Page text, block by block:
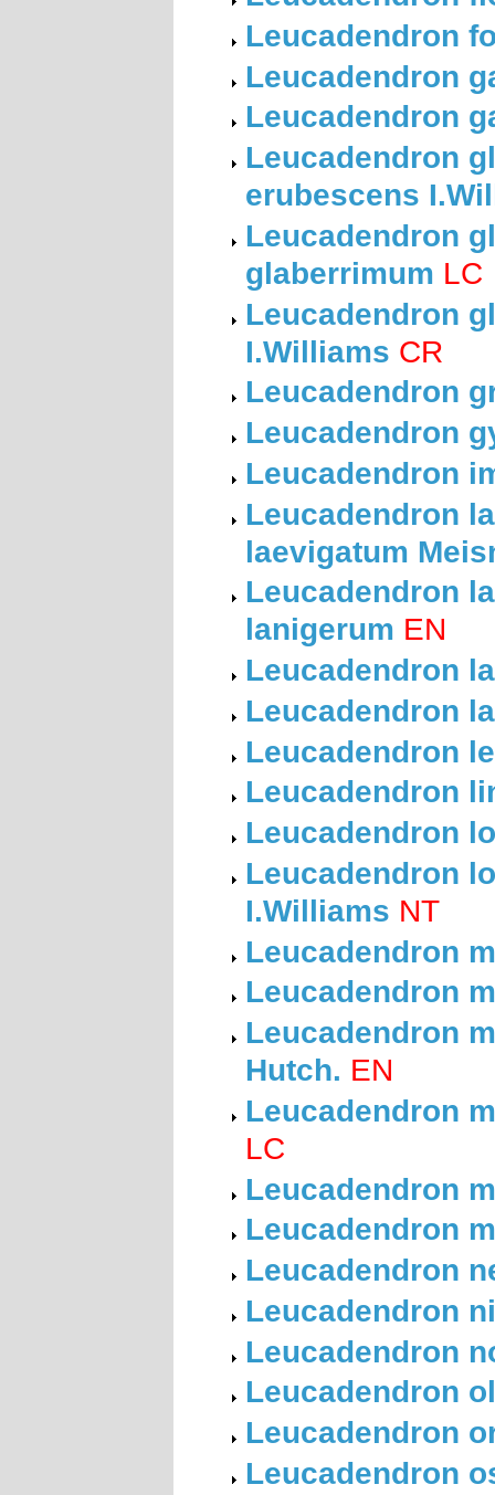
Leucadendron
Leucadendron
Leucadendron
Leucadendron
erubescens
Leucadendron
glaberrimum LC
Leucadendron
I.Williams CR
Leucadendron
Leucadendron
Leucadendron
Leucadendron
laevigatum
Leucadendron
lanigerum EN
Leucadendron
Leucadendron
Leucadendron
Leucadendron
Leucadendron
Leucadendron
I.Williams NT
Leucadendron
Leucadendron
Leucadendron
Hutch. EN
Leucadendron
LC
Leucadendron
Leucadendron
Leucadendron
Leucadendron
Leucadendron
Leucadendron
Leucadendron
Leucadendron